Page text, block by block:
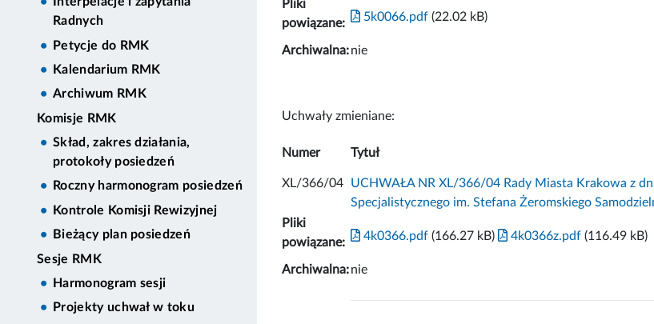
Radnych
Petycje do RMK
Kalendarium RMK
Archiwum RMK
Komisje RMK
Skład, zakres działania,
protokoły posiedzeń
Roczny harmonogram posiedzeń
Kontrole Komisji Rewizyjnej
Bieżący plan posiedzeń
Sesje RMK
Harmonogram sesji
Projekty uchwał w toku
Pliki
powiązane:
5k0066.pdf (22.02 kB)
Archiwalna:nie
Uchwały zmieniane:
Numer Tytuł
XL/366/04
UCHWAŁA NR XL/366/04 Rady Miasta Krakowa z
Specjalistycznego im. Stefana Żeromskiego
Pliki
powiązane:
4k0366.pdf (166.27 kB) 4k0366z.pdf (116.49 kB)
Archiwalna:nie